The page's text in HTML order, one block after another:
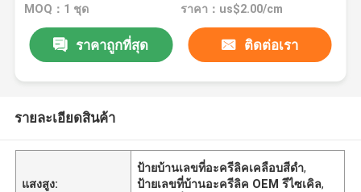
MOQ：1 ชุด ราคา：us$2.00/cm
ราคาถูกที่สุด ติดต่อเรา
รายละเอียดสินค้า
แสงสูง:
ป้ายบ้านเลขที่อะครีลิคเคลือบสีดำ,
ป้ายเลขที่บ้านอะครีลิค OEM รีไซเคิล,